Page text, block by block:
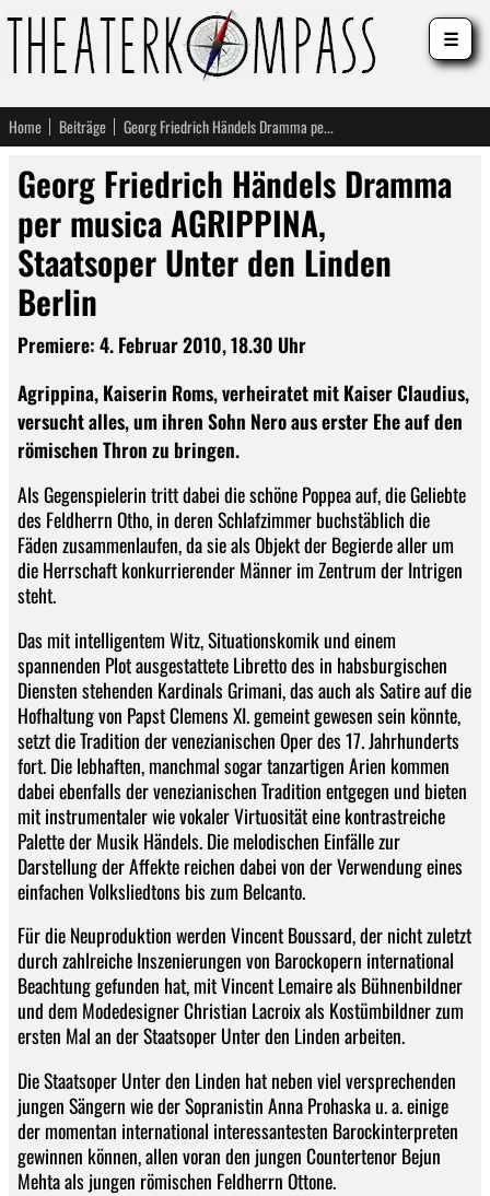
Home Beiträge Georg Friedrich Händels Dramma per musica AGRIPPINA, Staatsoper Unter den Linden Berlin
Georg Friedrich Händels Dramma
per musica AGRIPPINA,
Staatsoper Unter den Linden
Berlin
Premiere: 4. Februar 2010, 18.30 Uhr
Agrippina, Kaiserin Roms, verheiratet mit Kaiser Claudius,
versucht alles, um ihren Sohn Nero aus erster Ehe auf den
römischen Thron zu bringen.
Als Gegenspielerin tritt dabei die schöne Poppea auf, die Geliebte
des Feldherrn Otho, in deren Schlafzimmer buchstäblich die
Fäden zusammenlaufen, da sie als Objekt der Begierde aller um
die Herrschaft konkurrierender Männer im Zentrum der Intrigen
steht.
Das mit intelligentem Witz, Situationskomik und einem
spannenden Plot ausgestattete Libretto des in habsburgischen
Diensten stehenden Kardinals Grimani, das auch als Satire auf die
Hofhaltung von Papst Clemens XI. gemeint gewesen sein könnte,
setzt die Tradition der venezianischen Oper des 17. Jahrhunderts
fort. Die lebhaften, manchmal sogar tanzartigen Arien kommen
dabei ebenfalls der venezianischen Tradition entgegen und bieten
mit instrumentaler wie vokaler Virtuosität eine kontrastreiche
Palette der Musik Händels. Die melodischen Einfälle zur
Darstellung der Affekte reichen dabei von der Verwendung eines
einfachen Volksliedtons bis zum Belcanto.
Für die Neuproduktion werden Vincent Boussard, der nicht zuletzt
durch zahlreiche Inszenierungen von Barockopern international
Beachtung gefunden hat, mit Vincent Lemaire als Bühnenbildner
und dem Modedesigner Christian Lacroix als Kostümbildner zum
ersten Mal an der Staatsoper Unter den Linden arbeiten.
Die Staatsoper Unter den Linden hat neben viel versprechenden
jungen Sängern wie der Sopranistin Anna Prohaska u. a. einige
der momentan international interessantesten Barockinterpreten
gewinnen können, allen voran den jungen Countertenor Bejun
Mehta als jungen römischen Feldherrn Ottone.
☰